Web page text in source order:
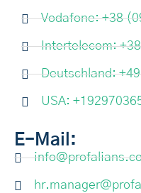
Vodafone: +38
Intertelecom:
Deutschland:
USA:
E-Mail: